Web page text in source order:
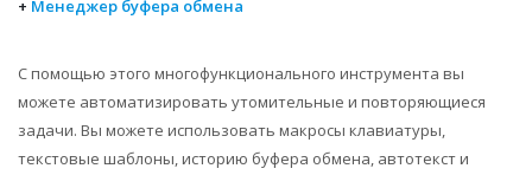
+ Менеджер буфера обмена
С помощью этого многофункционального инструмента вы
можете автоматизировать утомительные и повторяющиеся
задачи. Вы можете использовать макросы клавиатуры,
текстовые шаблоны, историю буфера обмена, автотекст и